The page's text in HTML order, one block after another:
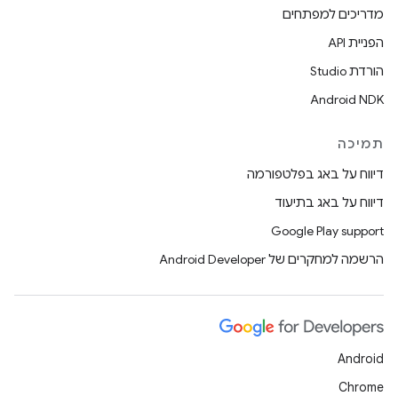
מדריכים למפתחים
הפניית API
הורדת Studio
Android NDK
תמיכה
דיווח על באג בפלטפורמה
דיווח על באג בתיעוד
Google Play support
הרשמה למחקרים של Android Developer
Android
Chrome